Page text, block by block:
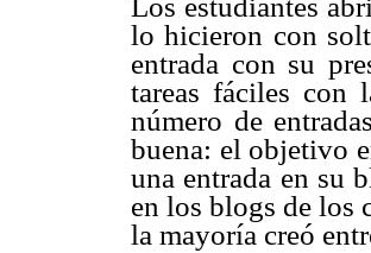
Los estudiantes
lo hicieron con
entrada con su
tareas fáciles con
número de
buena: el objetivo
una entrada en su
en los blogs de los
la mayoría creó